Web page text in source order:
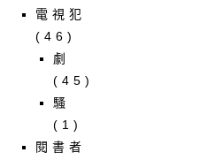
電視犯
(46)
劇
(45)
騷
(1)
閱書者